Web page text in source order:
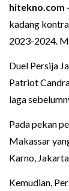
hitekno.com -
kadang kontra
2023-2024.
Duel Persija
Patriot
laga
Pada pekan
Makassar
Karno,
Kemudian,